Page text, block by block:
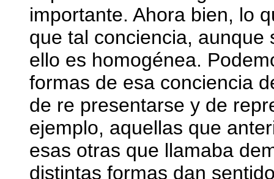
importante. Ahora bien, lo
que tal conciencia,
ello es homogénea.
formas de esa conciencia
de re presentarse y de
ejemplo, aquellas que
esas otras que llamaba
distintas formas dan